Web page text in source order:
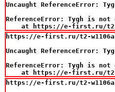
Uncaught ReferenceError:
ReferenceError: Tygh is not
at https://e-first.ru/
https://e-first.ru/t2-w1106al-
Uncaught ReferenceError:
ReferenceError: Tygh is not
at https://e-first.ru/
https://e-first.ru/t2-w1106al-